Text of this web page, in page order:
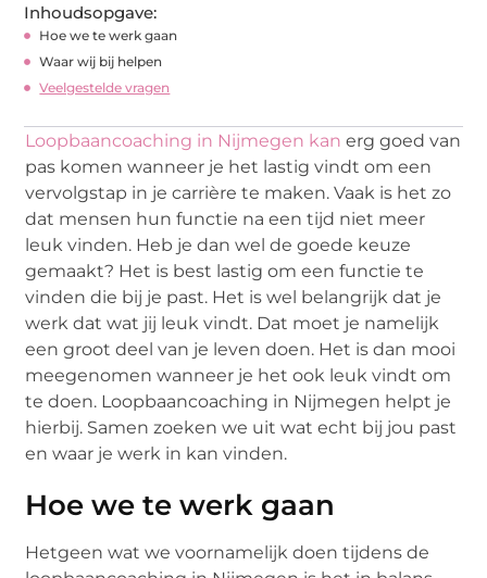
Inhoudsopgave:
Hoe we te werk gaan
Waar wij bij helpen
Veelgestelde vragen
Loopbaancoaching in Nijmegen kan erg goed van
pas komen wanneer je het lastig vindt om een
vervolgstap in je carrière te maken. Vaak is het zo
dat mensen hun functie na een tijd niet meer
leuk vinden. Heb je dan wel de goede keuze
gemaakt? Het is best lastig om een functie te
vinden die bij je past. Het is wel belangrijk dat je
werk dat wat jij leuk vindt. Dat moet je namelijk
een groot deel van je leven doen. Het is dan mooi
meegenomen wanneer je het ook leuk vindt om
te doen. Loopbaancoaching in Nijmegen helpt je
hierbij. Samen zoeken we uit wat echt bij jou past
en waar je werk in kan vinden.
Hoe we te werk gaan
Hetgeen wat we voornamelijk doen tijdens de